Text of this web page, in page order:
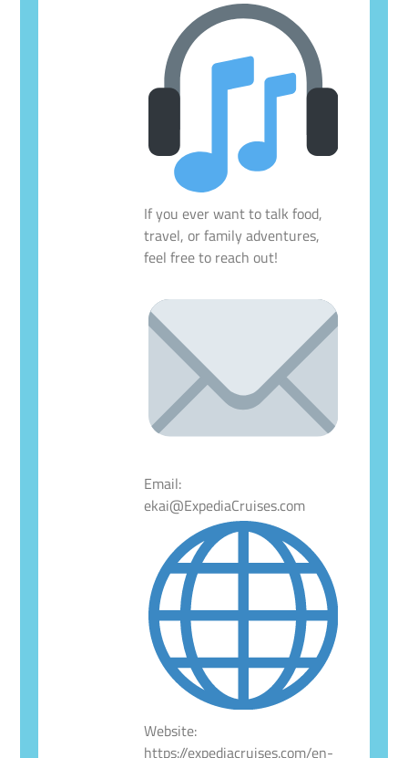
If you ever want to talk food,
travel, or family adventures,
feel free to reach out!
Email:
ekai@ExpediaCruises.com
Website:
https://expediacruises.com/en-